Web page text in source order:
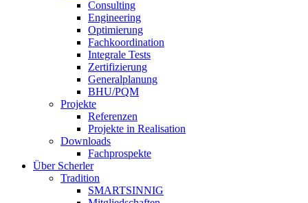
Consulting
Engineering
Optimierung
Fachkoordination
Integrale Tests
Zertifizierung
Generalplanung
BHU/PQM
Projekte
Referenzen
Projekte in Realisation
Downloads
Fachprospekte
Über Scherler
Tradition
SMARTSINNIG